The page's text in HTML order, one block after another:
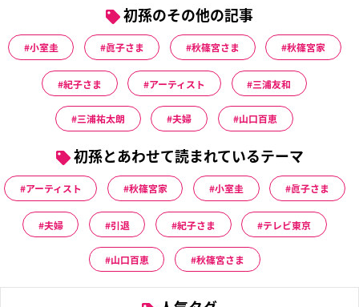
初孫のその他の記事
小室圭 眞子さま 秋篠宮さま 秋篠宮家
紀子さま アーティスト 三浦友和
三浦祐太朗 夫婦 山口百恵
初孫とあわせて読まれているテーマ
アーティスト 秋篠宮家 小室圭 眞子さま
夫婦 引退 紀子さま テレビ東京
山口百恵 秋篠宮さま